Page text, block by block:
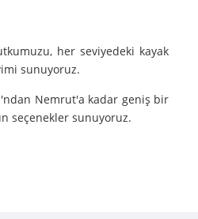
her seviyedeki kayak
sunuyoruz.
Nemrut'a kadar geniş bir
seçenekler sunuyoruz.